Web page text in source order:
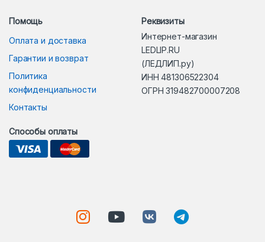
Помощь
Оплата и доставка
Гарантии и возврат
Политика
конфиденциальности
Контакты
Реквизиты
Интернет-магазин
LEDLIP.RU
(ЛЕДЛИП.ру)
ИНН 481306522304
ОГРН 319482700007208
Способы оплаты